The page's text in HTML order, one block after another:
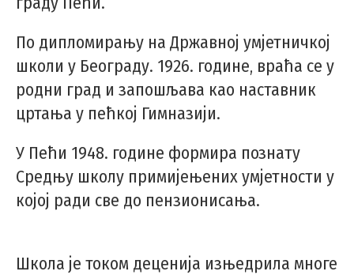
По дипломирању на Државној умјетничкој
школи у Београду. 1926. године, враћа се у
родни град и запошљава као наставник
цртања у пећкој Гимназији.
У Пећи 1948. године формира познату
Средњу школу примијењених умјетности у
којој ради све до пензионисања.
Школа је током деценија изњедрила многе